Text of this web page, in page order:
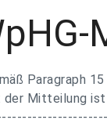
Paragraph
der Mitteilung